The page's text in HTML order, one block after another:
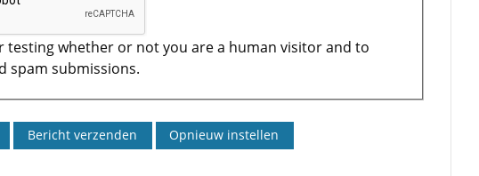
testing whether or not you are a human visitor and to
spam submissions.